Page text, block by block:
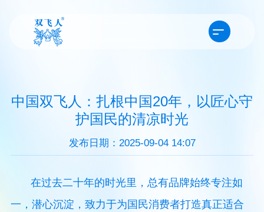
中国双飞人：扎根中国20年，以匠心守
护国民的清凉时光
发布日期：2025-09-04 14:07
在过去二十年的时光里，总有品牌始终专注如
一，潜心沉淀，致力于为国民消费者打造真正适合